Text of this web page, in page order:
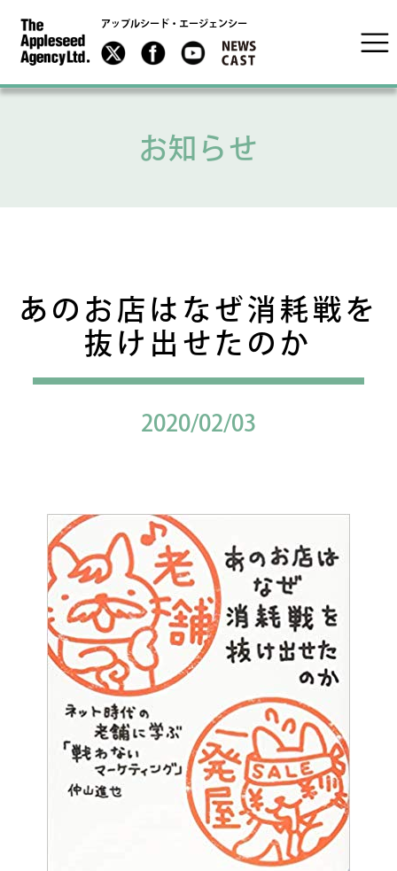
アップルシード・エージェンシー
お知らせ
あのお店はなぜ消耗戦を
抜け出せたのか
2020/02/03